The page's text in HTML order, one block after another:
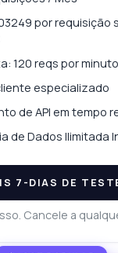
por requisição
120 reqs por minuto
especializado
de API em tempo
de Dados Ilimitada
7-DIAS DE
Cancele a